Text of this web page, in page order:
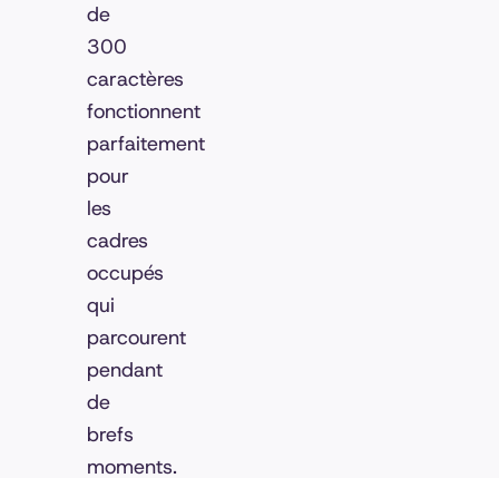
de
300
caractères
fonctionnent
parfaitement
pour
les
cadres
occupés
qui
parcourent
pendant
de
brefs
moments.